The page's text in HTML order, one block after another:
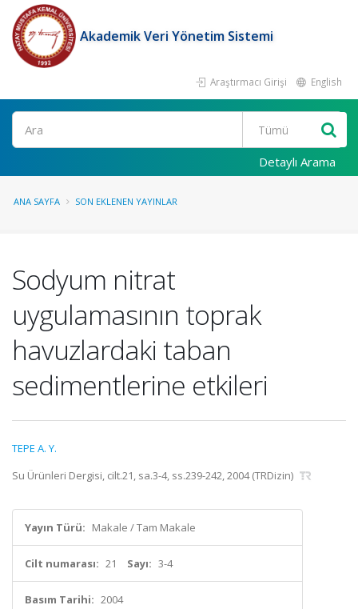
Akademik Veri Yönetim Sistemi
Araştırmacı Girişi English
Ara
Detaylı Arama
ANA SAYFA SON EKLENEN YAYINLAR
Sodyum nitrat
uygulamasının toprak
havuzlardaki taban
sedimentlerine etkileri
TEPE A. Y.
Su Ürünleri Dergisi, cilt.21, sa.3-4, ss.239-242, 2004 (TRDizin)
Yayın Türü: Makale / Tam Makale
Cilt numarası: 21 Sayı: 3-4
Basım Tarihi: 2004